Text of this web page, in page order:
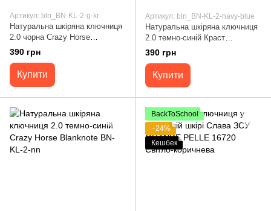
Артикул: bln_BN-KL-2-g-kr
Натуральна шкіряна ключниця
2.0 чорна Crazy Horse
Blanknote BN-KL-2-g-kr
390 грн
Купити
Артикул: bln_BN-KL-2-navy-blue
Натуральна шкіряна ключниця
2.0 темно-синій Краст
Blanknote BN-KL-2-navy-blue
390 грн
Купити
BackToSchool
−24%
Кешбек